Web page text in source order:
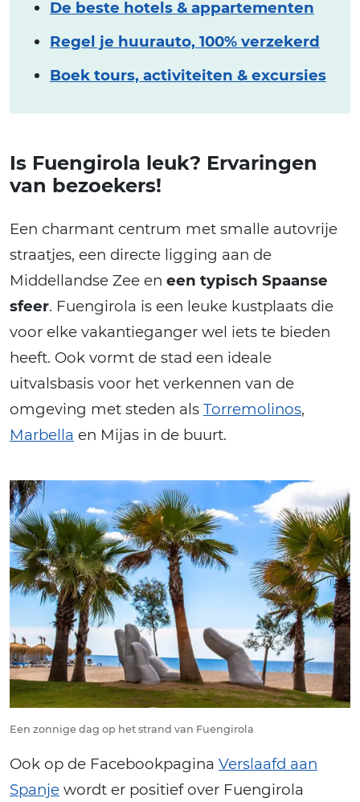
De beste hotels & appartementen
Regel je huurauto, 100% verzekerd
Boek tours, activiteiten & excursies
Is Fuengirola leuk? Ervaringen
van bezoekers!
Een charmant centrum met smalle autovrije
straatjes, een directe ligging aan de
Middellandse Zee en een typisch Spaanse
sfeer. Fuengirola is een leuke kustplaats die
voor elke vakantieganger wel iets te bieden
heeft. Ook vormt de stad een ideale
uitvalsbasis voor het verkennen van de
omgeving met steden als Torremolinos,
Marbella en Mijas in de buurt.
Een zonnige dag op het strand van Fuengirola
Ook op de Facebookpagina Verslaafd aan
Spanje wordt er positief over Fuengirola